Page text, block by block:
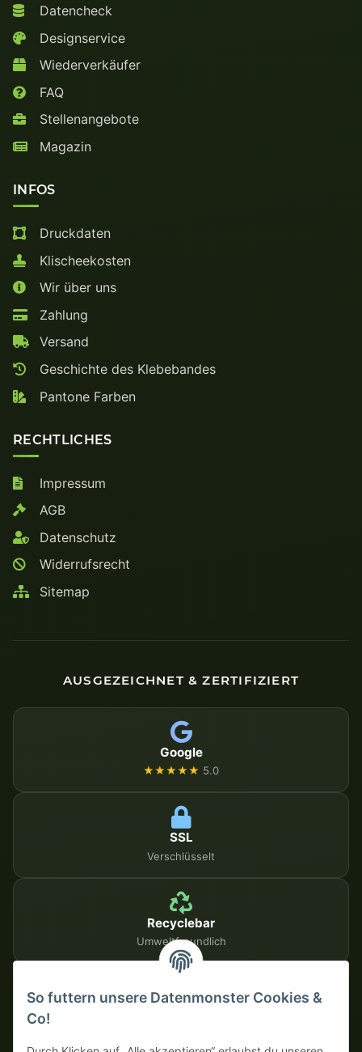
Datencheck
Designservice
Wiederverkäufer
FAQ
Stellenangebote
Magazin
INFOS
Druckdaten
Klischeekosten
Wir über uns
Zahlung
Versand
Geschichte des Klebebandes
Pantone Farben
RECHTLICHES
Impressum
AGB
Datenschutz
Widerrufsrecht
Sitemap
AUSGEZEICHNET & ZERTIFIZIERT
Google
★★★★★ 5.0
SSL
Verschlüsselt
Recyclebar
Umweltfreundlich
SICHERE ZAHLUNGSMETHODEN
So futtern unsere Datenmonster Cookies &
Co!